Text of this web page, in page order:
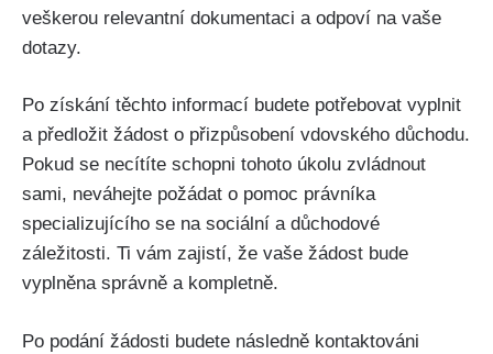
veškerou relevantní dokumentaci a odpoví na vaše
dotazy.
Po získání těchto informací budete potřebovat vyplnit
a předložit žádost o přizpůsobení vdovského důchodu.
Pokud se necítíte schopni tohoto úkolu zvládnout
sami, neváhejte požádat o pomoc právníka
specializujícího se na sociální a důchodové
záležitosti. Ti vám zajistí, že vaše žádost bude
vyplněna správně a kompletně.
Po podání žádosti budete následně kontaktováni